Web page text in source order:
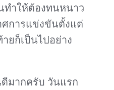
ำให้ต้องทนหนาว
ศการแข่งขันตั้งแต่
ยก็เป็นไปอย่าง
มากครับ วันแรก